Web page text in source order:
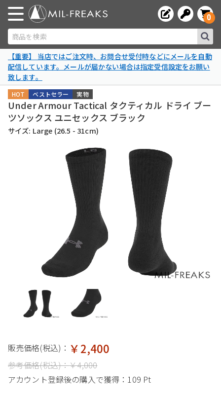
商品を検索
0
【重要】 当店ではご注文時、お問合せ受付時などにメールを自動
配信しています。メールが届かない場合は指定受信設定をお願い
致します。
実物
ベストセラー
HOT
Under Armour Tactical タクティカル ドライ ブー
ツソックス ユニセックス ブラック
サイズ: Large (26.5 - 31cm)
販売価格(税込)： ￥2,400
参考価格(税込)：￥4,000
アカウント登録後の購入で獲得： 109 Pt